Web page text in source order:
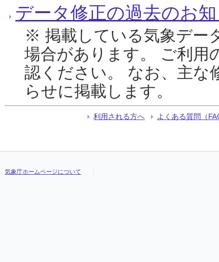
データ修正の過去のお
※ 掲載している気象デー
場合があります。 ご利用
認ください。 なお、主な
らせに掲載します。
利用される方へ よくある質問（
気象庁ホームページについて